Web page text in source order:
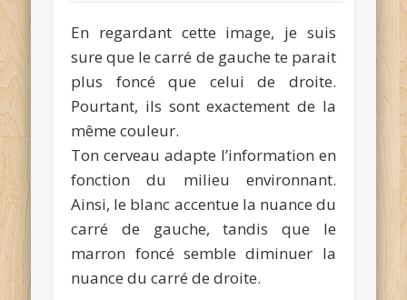
En regardant cette image, je suis
sure que le carré de gauche te parait
plus foncé que celui de droite.
Pourtant, ils sont exactement de la
même couleur.
Ton cerveau adapte l’information en
fonction du milieu environnant.
Ainsi, le blanc accentue la nuance du
carré de gauche, tandis que le
marron foncé semble diminuer la
nuance du carré de droite.